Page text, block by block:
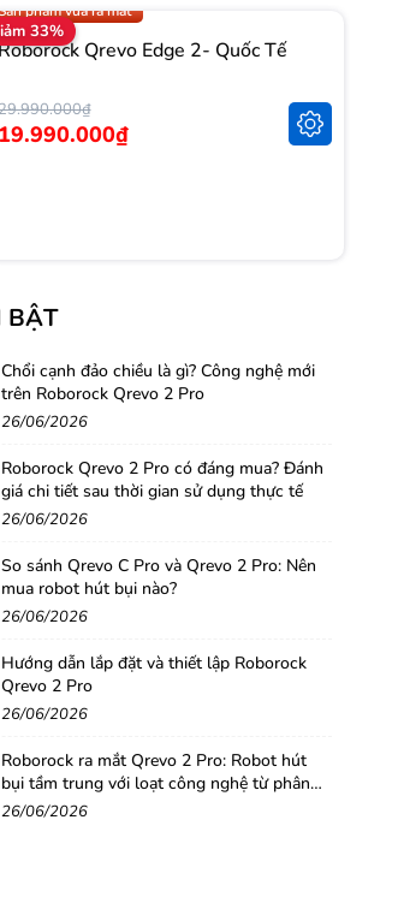
33%
phẩm vừa ra mắt
Qrevo Edge 2- Quốc Tế
19.990.000₫
BẬT
Chổi cạnh đảo chiều là gì? Công nghệ mới
trên Roborock Qrevo 2 Pro
26/06/2026
Roborock Qrevo 2 Pro có đáng mua? Đánh
giá chi tiết sau thời gian sử dụng thực tế
26/06/2026
So sánh Qrevo C Pro và Qrevo 2 Pro: Nên
mua robot hút bụi nào?
26/06/2026
Hướng dẫn lắp đặt và thiết lập Roborock
Qrevo 2 Pro
26/06/2026
Roborock ra mắt Qrevo 2 Pro: Robot hút
bụi tầm trung với loạt công nghệ từ phân
khúc cao cấp
26/06/2026